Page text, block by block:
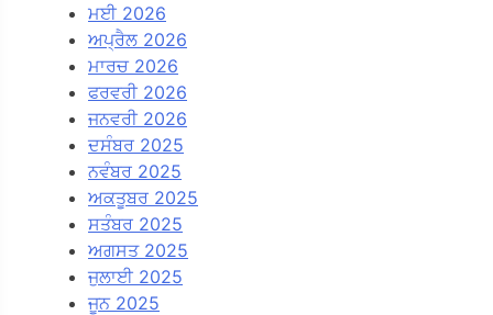
ਮਈ 2026
ਅਪ੍ਰੈਲ 2026
ਮਾਰਚ 2026
ਫਰਵਰੀ 2026
ਜਨਵਰੀ 2026
ਦਸੰਬਰ 2025
ਨਵੰਬਰ 2025
ਅਕਤੂਬਰ 2025
ਸਤੰਬਰ 2025
ਅਗਸਤ 2025
ਜੁਲਾਈ 2025
ਜੂਨ 2025